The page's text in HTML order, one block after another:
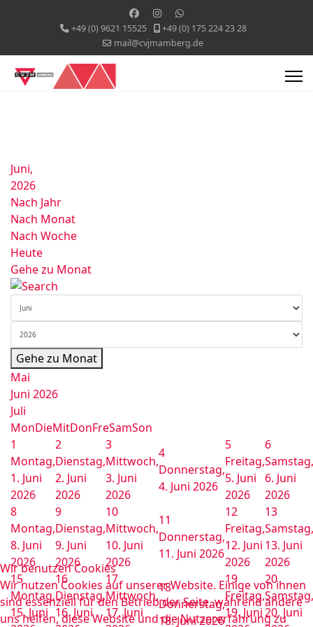
+49 (0) 9621 15525
+49 (0) 175 224 23 28
mail@cvjmamberg.de
Juni,
2026
Nach Jahr
Nach Monat
Nach Woche
Heute
Gehe zu Monat
Gehe zu Monat
Mai
Juni 2026
Juli
MonDieMitDonFreSamSon
1
Montag,
1. Juni
2026
2
Dienstag,
2. Juni
2026
3
Mittwoch,
3. Juni
2026
4
Donnerstag,
4. Juni 2026
5
Freitag,
5. Juni
2026
6
Samstag,
6. Juni
2026
8
Montag,
8. Juni
2026
9
Dienstag,
9. Juni
2026
10
Mittwoch,
10. Juni
2026
11
Donnerstag,
11. Juni 2026
12
Freitag,
12. Juni
2026
13
Samstag,
13. Juni
2026
15
Montag,
15. Juni
16
Dienstag,
16. Juni
17
Mittwoch,
17. Juni
18
Donnerstag,
18. Juni 2026
19
Freitag,
19. Juni
20
Samstag,
20. Juni
Wir benutzen Cookies
Wir nutzen Cookies auf unserer Website. Einige von ihnen
sind essenziell für den Betrieb der Seite, während andere
uns helfen, diese Website und die Nutzererfahrung zu